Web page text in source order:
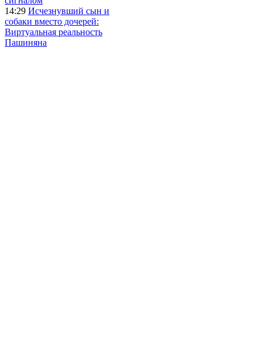
14:29 Исчезнувший сын и
собаки вместо дочерей:
Виртуальная реальность
Пашиняна